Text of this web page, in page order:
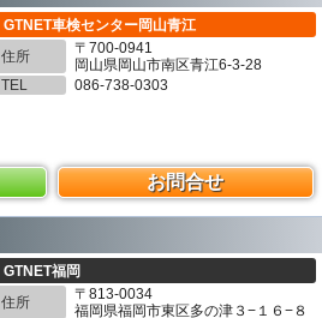
GTNET車検センター岡山青江
住所
〒700-0941
岡山県岡山市南区青江6-3-28
TEL
086-738-0303
お問合せ
GTNET福岡
住所
〒813-0034
福岡県福岡市東区多の津３−１６−８